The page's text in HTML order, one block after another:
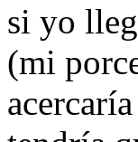
si yo
(mi